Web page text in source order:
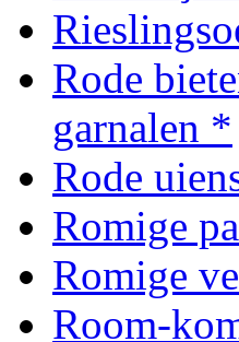
Rode
garnalen *
Rode
Romige
Romige
Room-